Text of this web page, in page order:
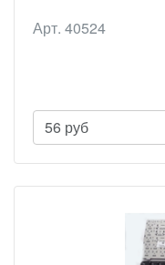
Арт. 40524
56 руб